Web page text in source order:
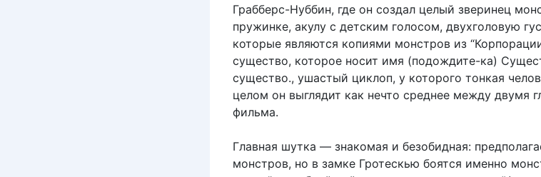
Грабберс-Нуббин, где он создал целый зверинец
пружинке, акулу с детским голосом, двухголовую
которые являются копиями монстров из
существо, которое носит имя (подождите-ка)
существо., ушастый циклоп, у которого тонкая
целом он выглядит как нечто среднее между двумя
фильма.
Главная шутка — знакомая и безобидная:
монстров, но в замке Гротескью боятся именно